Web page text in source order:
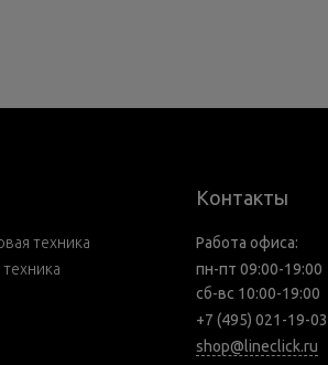
техника
Контакты
Работа офиса:
пн-пт 09:00-19:00
сб-вс 10:00-19:00
+7 (495) 021-19-03
shop@lineclick.ru